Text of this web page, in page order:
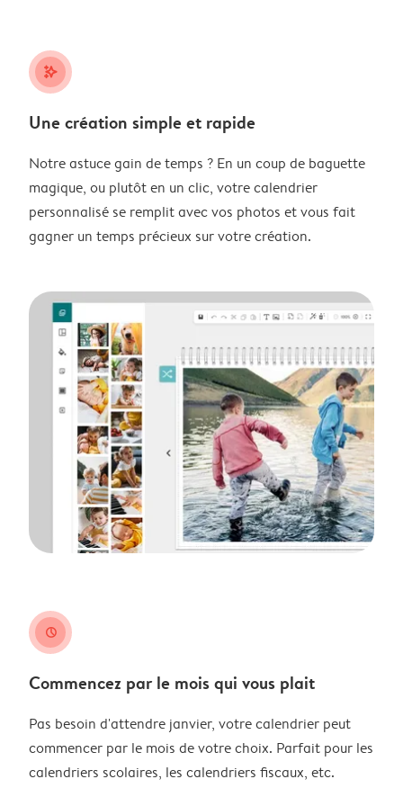
stars_plus
Une création simple et rapide
Notre astuce gain de temps ? En un coup de baguette
magique, ou plutôt en un clic, votre calendrier
personnalisé se remplit avec vos photos et vous fait
gagner un temps précieux sur votre création.
clock
Commencez par le mois qui vous plait
Pas besoin d'attendre janvier, votre calendrier peut
commencer par le mois de votre choix. Parfait pour les
calendriers scolaires, les calendriers fiscaux, etc.